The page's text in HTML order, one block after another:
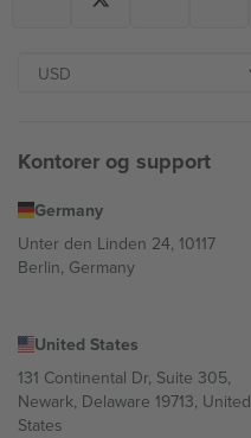
Kontorer og support
Germany
Unter den Linden 24, 10117
Berlin, Germany
United States
131 Continental Dr, Suite 305,
Newark, Delaware 19713, United
States